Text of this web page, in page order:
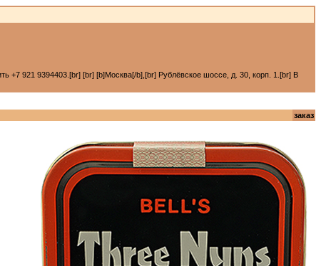
+7 921 9394403.[br] [br] [b]Москва[/b],[br] Рублёвское шоссе, д. 30, корп. 1.[br] В
заказ